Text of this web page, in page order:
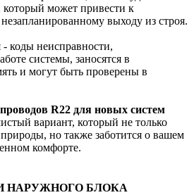
который может привести к
выходу из строя.
- коды неисправности,
системы, заносятся в
и могут быть проверены в
R22 для новых систем
вариант, который не только
но также заботится о вашем
комфорте.
НАРУЖНОГО БЛОКА